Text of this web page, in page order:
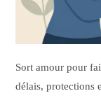
Sort amour pour
délais, protections